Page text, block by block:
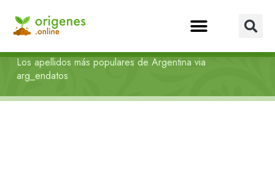
Los apellidos más populares de Argentina via
arg_endatos